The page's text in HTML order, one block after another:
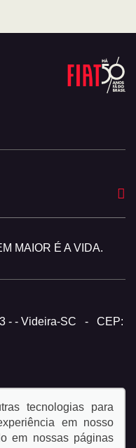
MAIOR É A VIDA.
- - Videira-SC
-
CEP:
tecnologias para
em nosso
em nossas páginas